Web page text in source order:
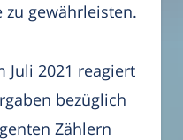
zu gewährleisten.
Juli 2021 reagiert
bezüglich
Zählern